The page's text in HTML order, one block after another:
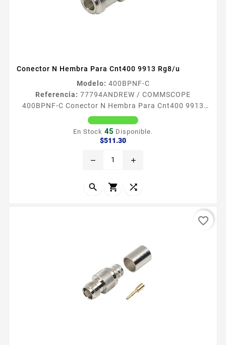
Conector N Hembra Para Cnt400 9913 Rg8/u
Modelo: 400BPNF-C
Referencia: 77794ANDREW / COMMSCOPE
400BPNF-C Conector N Hembra Para Cnt400 9913
Rg8/u Conector N Hembra para CNT400 9913 RG8U
En Stock 45 Disponible.
$511.30Precio
remove add
  
favorite_border